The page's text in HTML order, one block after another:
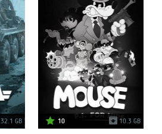
32.1 GB 10 10.3 GB